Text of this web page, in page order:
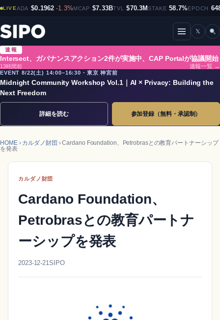
LIVEADA $0.1962 -1.3%MCAP $7.33BTVL $70.3MSTAKE 58.7%EPOCH
メニューを開閉
𝕏
速報
Intersect、ガバナンスアクション2件が実施中、CAP Portalが協議開始
13時間前
速報一覧 →
EVENT 8/22(土) 14:00–16:30・東京 神宮前
Midnight Community Workshop Vol.1｜AI × Privacy: Building the
Next Freedom
詳細を読む 参加登録（無料・承認制）
HOME› カルダノ財団 › Cardano Foundation、Petrobrasとの教育パートナーシップ
を発表
カルダノ財団
Cardano Foundation、
Petrobrasとの教育パートナ
ーシップを発表
2023-12-21SIPO